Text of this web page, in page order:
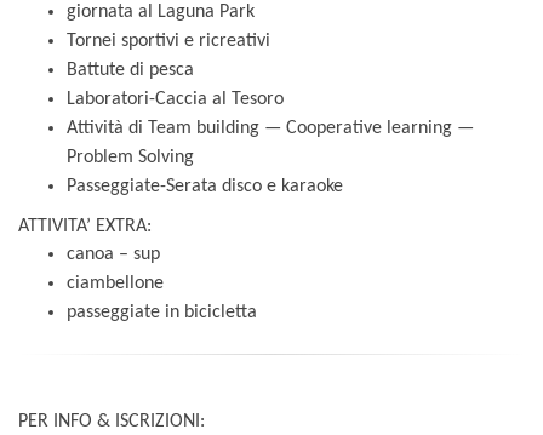
giornata al Laguna Park
Tornei sportivi e ricreativi
Battute di pesca
Laboratori-Caccia al Tesoro
Attività di Team building — Cooperative learning —
Problem Solving
Passeggiate-Serata disco e karaoke
ATTIVITA’ EXTRA:
canoa – sup
ciambellone
passeggiate in bicicletta
PER INFO & ISCRIZIONI: